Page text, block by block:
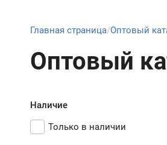
Главная страница Оптовый
Оптовый
Наличие
Только в наличии